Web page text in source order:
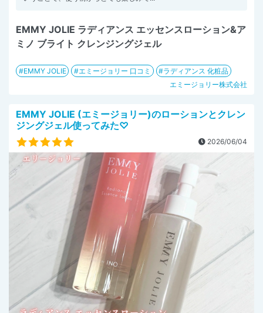
EMMY JOLIE ラディアンス エッセンスローション&ア
ミノ ブライト クレンジングジェル
EMMY JOLIE エミージョリー 口コミ
ラディアンス 化粧品
エミージョリー株式会社
EMMY JOLIE (エミージョリー)のローションとクレン
ジングジェル使ってみた♡
2026/06/04